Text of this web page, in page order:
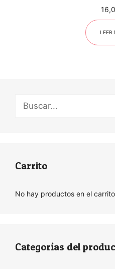
LEER
Buscar:
Carrito
No hay productos en el
Categorías del